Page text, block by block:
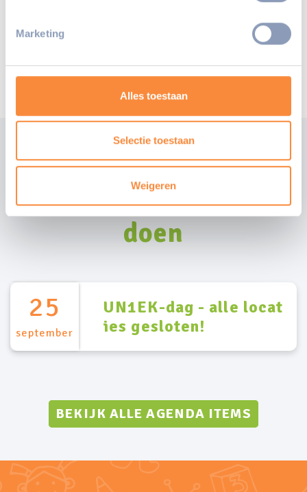
Marketing
Alles toestaan
Selectie toestaan
Weigeren
Agenda
Wat is er allemaal te
doen
25
september
UN1EK-dag - alle locat
ies gesloten!
BEKIJK ALLE AGENDA ITEMS